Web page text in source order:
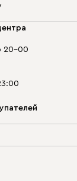
20-00